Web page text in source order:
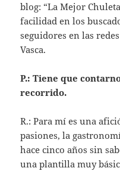
blog: “La Mejor
facilidad en los
seguidores en las
Vasca.
P.: Tiene que
recorrido.
R.: Para mí es una
pasiones, la
hace cinco años sin
una plantilla muy